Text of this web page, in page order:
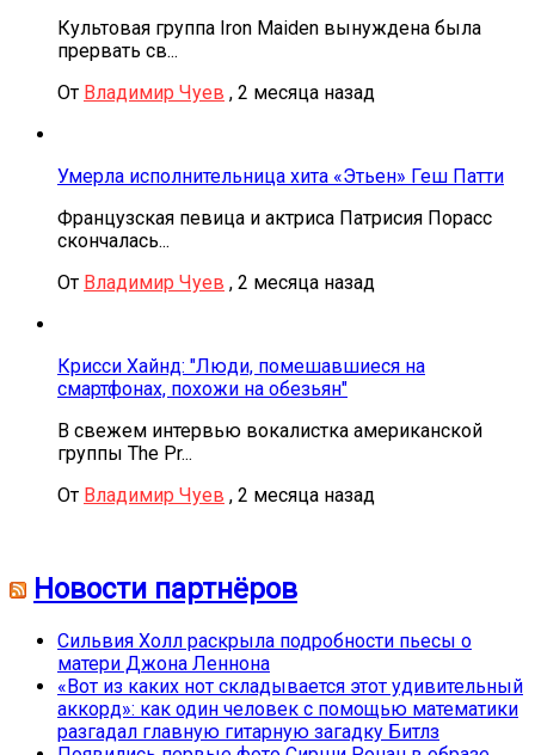
Культовая группа Iron Maiden вынуждена была
прервать св...
От Владимир Чуев , 2 месяца назад
Умерла исполнительница хита «Этьен» Геш Патти
Французская певица и актриса Патрисия Порасс
скончалась...
От Владимир Чуев , 2 месяца назад
Крисси Хайнд: "Люди, помешавшиеся на
смартфонах, похожи на обезьян"
В свежем интервью вокалистка американской
группы The Pr...
От Владимир Чуев , 2 месяца назад
Новости партнёров
Сильвия Холл раскрыла подробности пьесы о
матери Джона Леннона
«Вот из каких нот складывается этот удивительный
аккорд»: как один человек с помощью математики
разгадал главную гитарную загадку Битлз